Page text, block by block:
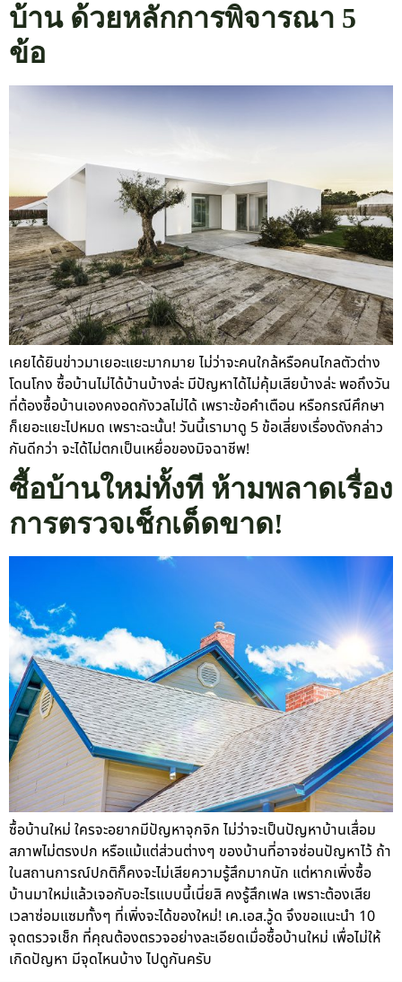
บ้าน ด้วยหลักการพิจารณา 5
ข้อ
เคยได้ยินข่าวมาเยอะแยะมากมาย ไม่ว่าจะคนใกล้หรือคนไกลตัวต่าง
โดนโกง ซื้อบ้านไม่ได้บ้านบ้างล่ะ มีปัญหาได้ไม่คุ้มเสียบ้างล่ะ พอถึงวัน
ที่ต้องซื้อบ้านเองคงอดกังวลไม่ได้ เพราะข้อคำเตือน หรือกรณีศึกษา
ก็เยอะแยะไปหมด เพราะฉะนั้น! วันนี้เรามาดู 5 ข้อเสี่ยงเรื่องดังกล่าว
กันดีกว่า จะได้ไม่ตกเป็นเหยื่อของมิจฉาชีพ!
ซื้อบ้านใหม่ทั้งที ห้ามพลาดเรื่อง
การตรวจเช็กเด็ดขาด!
ซื้อบ้านใหม่ ใครจะอยากมีปัญหาจุกจิก ไม่ว่าจะเป็นปัญหาบ้านเสื่อม
สภาพไม่ตรงปก หรือแม้แต่ส่วนต่างๆ ของบ้านที่อาจซ่อนปัญหาไว้ ถ้า
ในสถานการณ์ปกติก็คงจะไม่เสียความรู้สึกมากนัก แต่หากเพิ่งซื้อ
บ้านมาใหม่แล้วเจอกับอะไรแบบนี้เนี่ยสิ คงรู้สึกเฟล เพราะต้องเสีย
เวลาซ่อมแซมทั้งๆ ที่เพิ่งจะได้ของใหม่! เค.เอส.วู้ด จึงขอแนะนำ 10
จุดตรวจเช็ก ที่คุณต้องตรวจอย่างละเอียดเมื่อซื้อบ้านใหม่ เพื่อไม่ให้
เกิดปัญหา มีจุดไหนบ้าง ไปดูกันครับ